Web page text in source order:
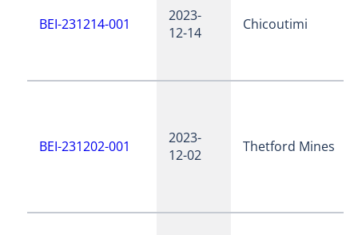
BEI-231214-001
2023-
12-14
Chicoutimi
BEI-231202-001
2023-
12-02
Thetford Mines